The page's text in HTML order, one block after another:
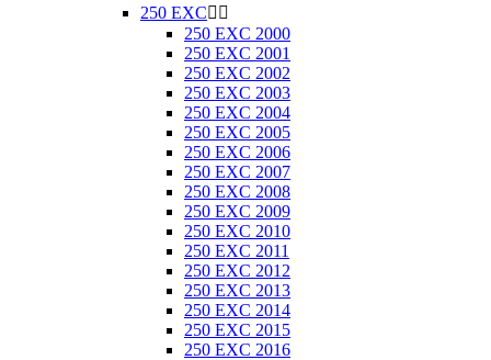
250 EXC 
250 EXC 2000
250 EXC 2001
250 EXC 2002
250 EXC 2003
250 EXC 2004
250 EXC 2005
250 EXC 2006
250 EXC 2007
250 EXC 2008
250 EXC 2009
250 EXC 2010
250 EXC 2011
250 EXC 2012
250 EXC 2013
250 EXC 2014
250 EXC 2015
250 EXC 2016